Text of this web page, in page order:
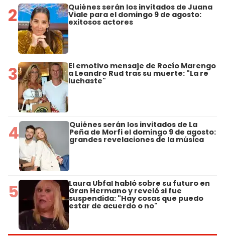
2 Quiénes serán los invitados de Juana
Viale para el domingo 9 de agosto:
exitosos actores
3 El emotivo mensaje de Rocío Marengo
a Leandro Rud tras su muerte: "La re
luchaste"
4 Quiénes serán los invitados de La
Peña de Morfi el domingo 9 de agosto:
grandes revelaciones de la música
5 Laura Ubfal habló sobre su futuro en
Gran Hermano y reveló si fue
suspendida: "Hay cosas que puedo
estar de acuerdo o no"